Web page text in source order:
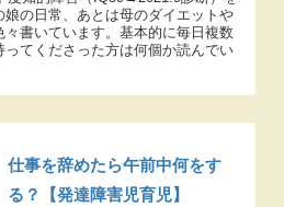
の日常、あとは母のダイエットや
書いています。基本的に毎日複数
てくださった方は何個か読んでい
仕事を辞めたら午前中何をす
る？【発達障害児育児】